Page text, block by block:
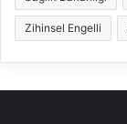
Zihinsel Engelli